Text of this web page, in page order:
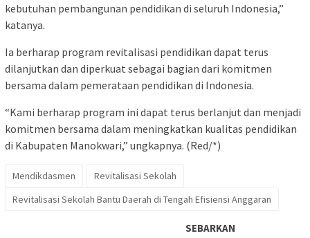
kebutuhan pembangunan pendidikan di seluruh Indonesia,”
katanya.
Ia berharap program revitalisasi pendidikan dapat terus
dilanjutkan dan diperkuat sebagai bagian dari komitmen
bersama dalam pemerataan pendidikan di Indonesia.
“Kami berharap program ini dapat terus berlanjut dan menjadi
komitmen bersama dalam meningkatkan kualitas pendidikan
di Kabupaten Manokwari,” ungkapnya. (Red/*)
Mendikdasmen
Revitalisasi Sekolah
Revitalisasi Sekolah Bantu Daerah di Tengah Efisiensi Anggaran
SEBARKAN